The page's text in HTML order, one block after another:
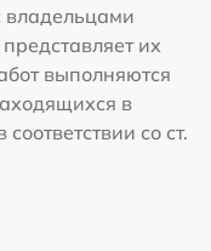
их
выполняются
в
со ст.